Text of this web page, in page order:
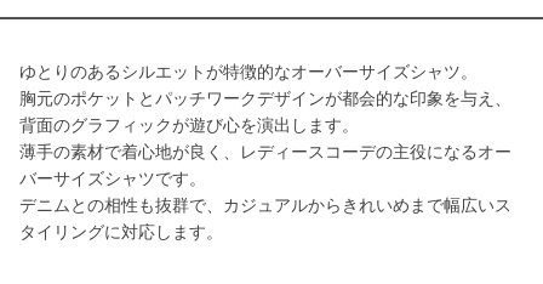
ゆとりのあるシルエットが特徴的なオーバーサイズシャツ。
胸元のポケットとパッチワークデザインが都会的な印象を与え、
背面のグラフィックが遊び心を演出します。
薄手の素材で着心地が良く、レディースコーデの主役になるオー
バーサイズシャツです。
デニムとの相性も抜群で、カジュアルからきれいめまで幅広いス
タイリングに対応します。